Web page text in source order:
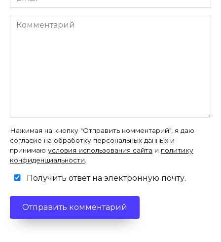
*
Комментарий
Нажимая на кнопку "Отправить комментарий", я даю
согласие на обработку персональных данных и
принимаю условия использования сайта и политику
конфиденциальности.
Получить ответ на электронную почту.